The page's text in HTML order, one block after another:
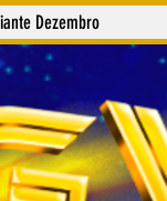
Dezembro